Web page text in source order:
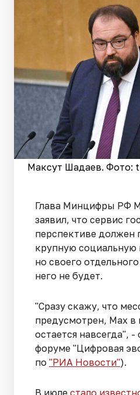
Максут Шадаев. Фото:
Глава Минцифры РФ
заявил, что сервис
перспективе должен
крупную
но своего
него не будет.
"Сразу скажу, что
предусмотрен, Max
остается навсегда",
форуме "Цифровая
по "РИА Новости").